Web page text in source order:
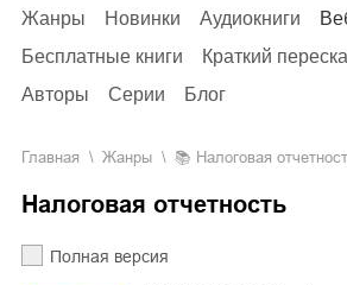
Жанры Новинки Аудиокниги
Бесплатные книги
Краткий
Авторы
Серии Блог
Главная Жанры Налоговая
Налоговая отчетность
Полная версия